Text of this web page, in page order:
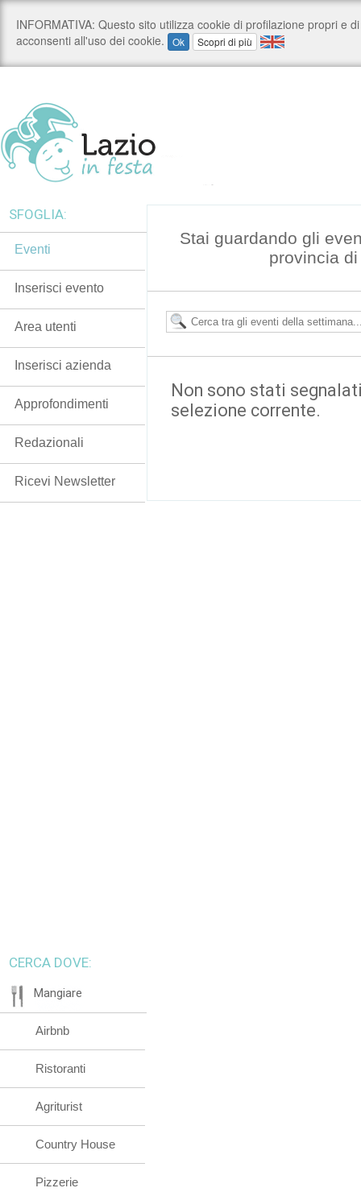
Stai guardando gli
provincia
Non sono stati
selezione corrente.
SFOGLIA:
Eventi
Inserisci evento
Area utenti
Inserisci azienda
Approfondimenti
Redazionali
Ricevi Newsletter
CERCA DOVE:
Mangiare
Airbnb
Ristoranti
Agriturist
Country House
Pizzerie